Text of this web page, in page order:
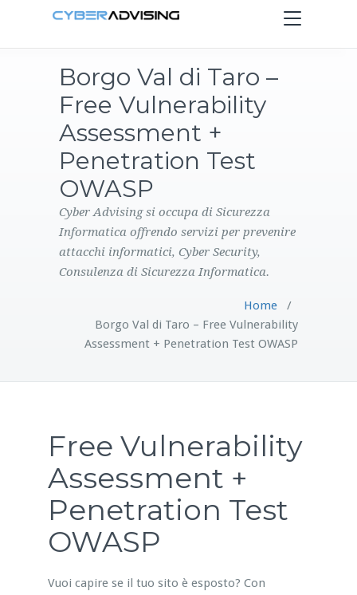
Toggle
navigation
PRODOTTI
CONTATTI
Borgo Val di Taro –
Free Vulnerability
Assessment +
Penetration Test
OWASP
Cyber Advising si occupa di Sicurezza
Informatica offrendo servizi per prevenire
attacchi informatici, Cyber Security,
Consulenza di Sicurezza Informatica.
Home/
Borgo Val di Taro – Free Vulnerability
Assessment + Penetration Test OWASP
Free Vulnerability
Assessment +
Penetration Test
OWASP
Vuoi capire se il tuo sito è esposto? Con